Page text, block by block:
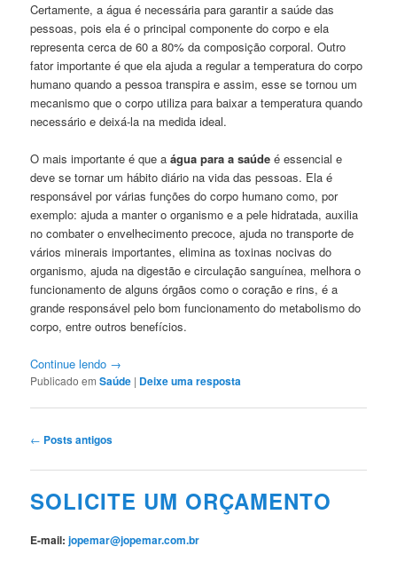
Certamente, a água é necessária para garantir a saúde das
pessoas, pois ela é o principal componente do corpo e ela
representa cerca de 60 a 80% da composição corporal. Outro
fator importante é que ela ajuda a regular a temperatura do corpo
humano quando a pessoa transpira e assim, esse se tornou um
mecanismo que o corpo utiliza para baixar a temperatura quando
necessário e deixá-la na medida ideal.
O mais importante é que aágua para a saúde é essencial e
deve se tornar um hábito diário na vida das pessoas. Ela é
responsável por várias funções do corpo humano como, por
exemplo: ajuda a manter o organismo e a pele hidratada, auxilia
no combater o envelhecimento precoce, ajuda no transporte de
vários minerais importantes, elimina as toxinas nocivas do
organismo, ajuda na digestão e circulação sanguínea, melhora o
funcionamento de alguns órgãos como o coração e rins, é a
grande responsável pelo bom funcionamento do metabolismo do
corpo, entre outros benefícios.
Continue lendo →
Publicado em Saúde | Deixe uma resposta
Navegação
posts
← Posts antigos
SOLICITE UM ORÇAMENTO
E-mail:jopemar@jopemar.com.br